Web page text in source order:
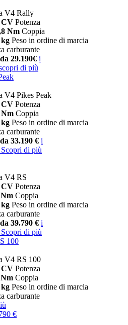
V4 Rally
CV Potenza
Nm Coppia
kg Peso in ordine di marcia
carburante
29.190€ i
di più
V4 Pikes Peak
CV Potenza
Nm Coppia
kg Peso in ordine di marcia
carburante
33.190 € i
Scopri di più
V4 RS
CV Potenza
Nm Coppia
kg Peso in ordine di marcia
carburante
39.790 € i
Scopri di più
100
V4 RS 100
CV Potenza
Nm Coppia
kg Peso in ordine di marcia
carburante
€